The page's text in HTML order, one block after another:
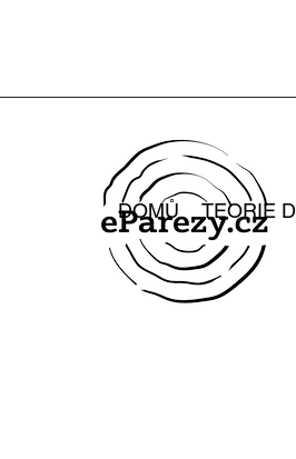
DOMŮ TEORIE